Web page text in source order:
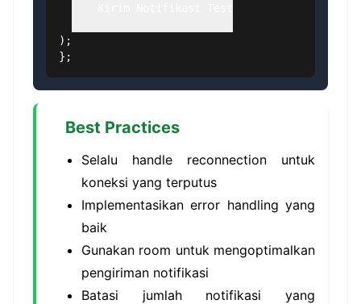
);
};
Best Practices
Selalu handle reconnection untuk
koneksi yang terputus
Implementasikan error handling yang
baik
Gunakan room untuk mengoptimalkan
pengiriman notifikasi
Batasi jumlah notifikasi yang